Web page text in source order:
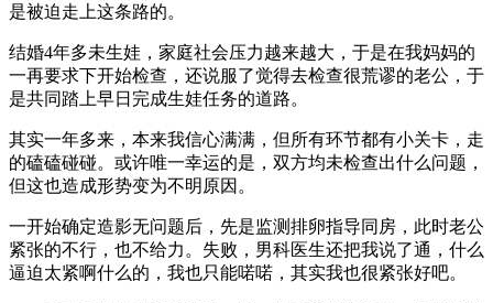
是被迫走上这条路的。
结婚4年多未生娃，家庭社会压力越来越大，于是在我妈妈的
一再要求下开始检查，还说服了觉得去检查很荒谬的老公，于
是共同踏上早日完成生娃任务的道路。
其实一年多来，本来我信心满满，但所有环节都有小关卡，走
的磕磕碰碰。或许唯一幸运的是，双方均未检查出什么问题，
但这也造成形势变为不明原因。
一开始确定造影无问题后，先是监测排卵指导同房，此时老公
紧张的不行，也不给力。失败，男科医生还把我说了通，什么
逼迫太紧啊什么的，我也只能喏喏，其实我也很紧张好吧。